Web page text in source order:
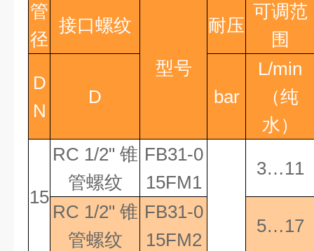
管
径
接口螺纹
型号
耐压
可调范
围
D
N
D bar
L/min
（纯
水）
15
RC 1/2" 锥
管螺纹
FB31-0
15FM1
3…11
RC 1/2" 锥
管螺纹
FB31-0
15FM2
5…17